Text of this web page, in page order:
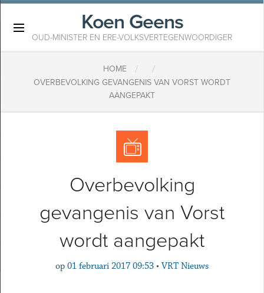
Koen Geens
OUD-MINISTER EN ERE-VOLKSVERTEGENWOORDIGER
HOME / /
OVERBEVOLKING GEVANGENIS VAN VORST WORDT
AANGEPAKT
Overbevolking
gevangenis van Vorst
wordt aangepakt
op 01 februari 2017 09:53 • VRT Nieuws